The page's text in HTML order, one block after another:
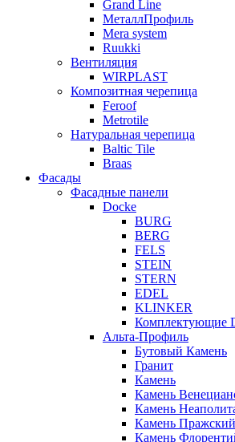
Grand Line
МеталлПрофиль
Mera system
Ruukki
Вентиляция
WIRPLAST
Композитная черепица
Feroof
Metrotile
Натуральная черепица
Baltic Tile
Braas
Фасады
Фасадные панели
Docke
BURG
BERG
FELS
STEIN
STERN
EDEL
KLINKER
Комплектующие
Альта-Профиль
Бутовый Камень
Гранит
Камень
Камень
Камень
Камень Пражский
Камень